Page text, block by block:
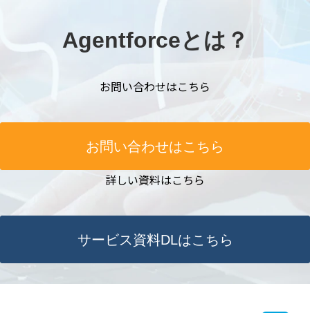
Agentforceとは？
お問い合わせはこちら
お問い合わせはこちら
詳しい資料はこちら
サービス資料DLはこちら